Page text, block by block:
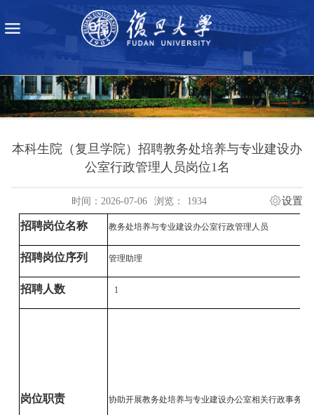
本科生院（复旦学院）招聘教务处培养与专业建设办
公室行政管理人员岗位1名
时间：2026-07-06 浏览： 1934 设置
招聘岗位名称 教务处培养与专业建设办公室行政管理人员
招聘岗位序列 管理助理
招聘人数 1
岗位职责 协助开展教务处培养与专业建设办公室相关行政事务。